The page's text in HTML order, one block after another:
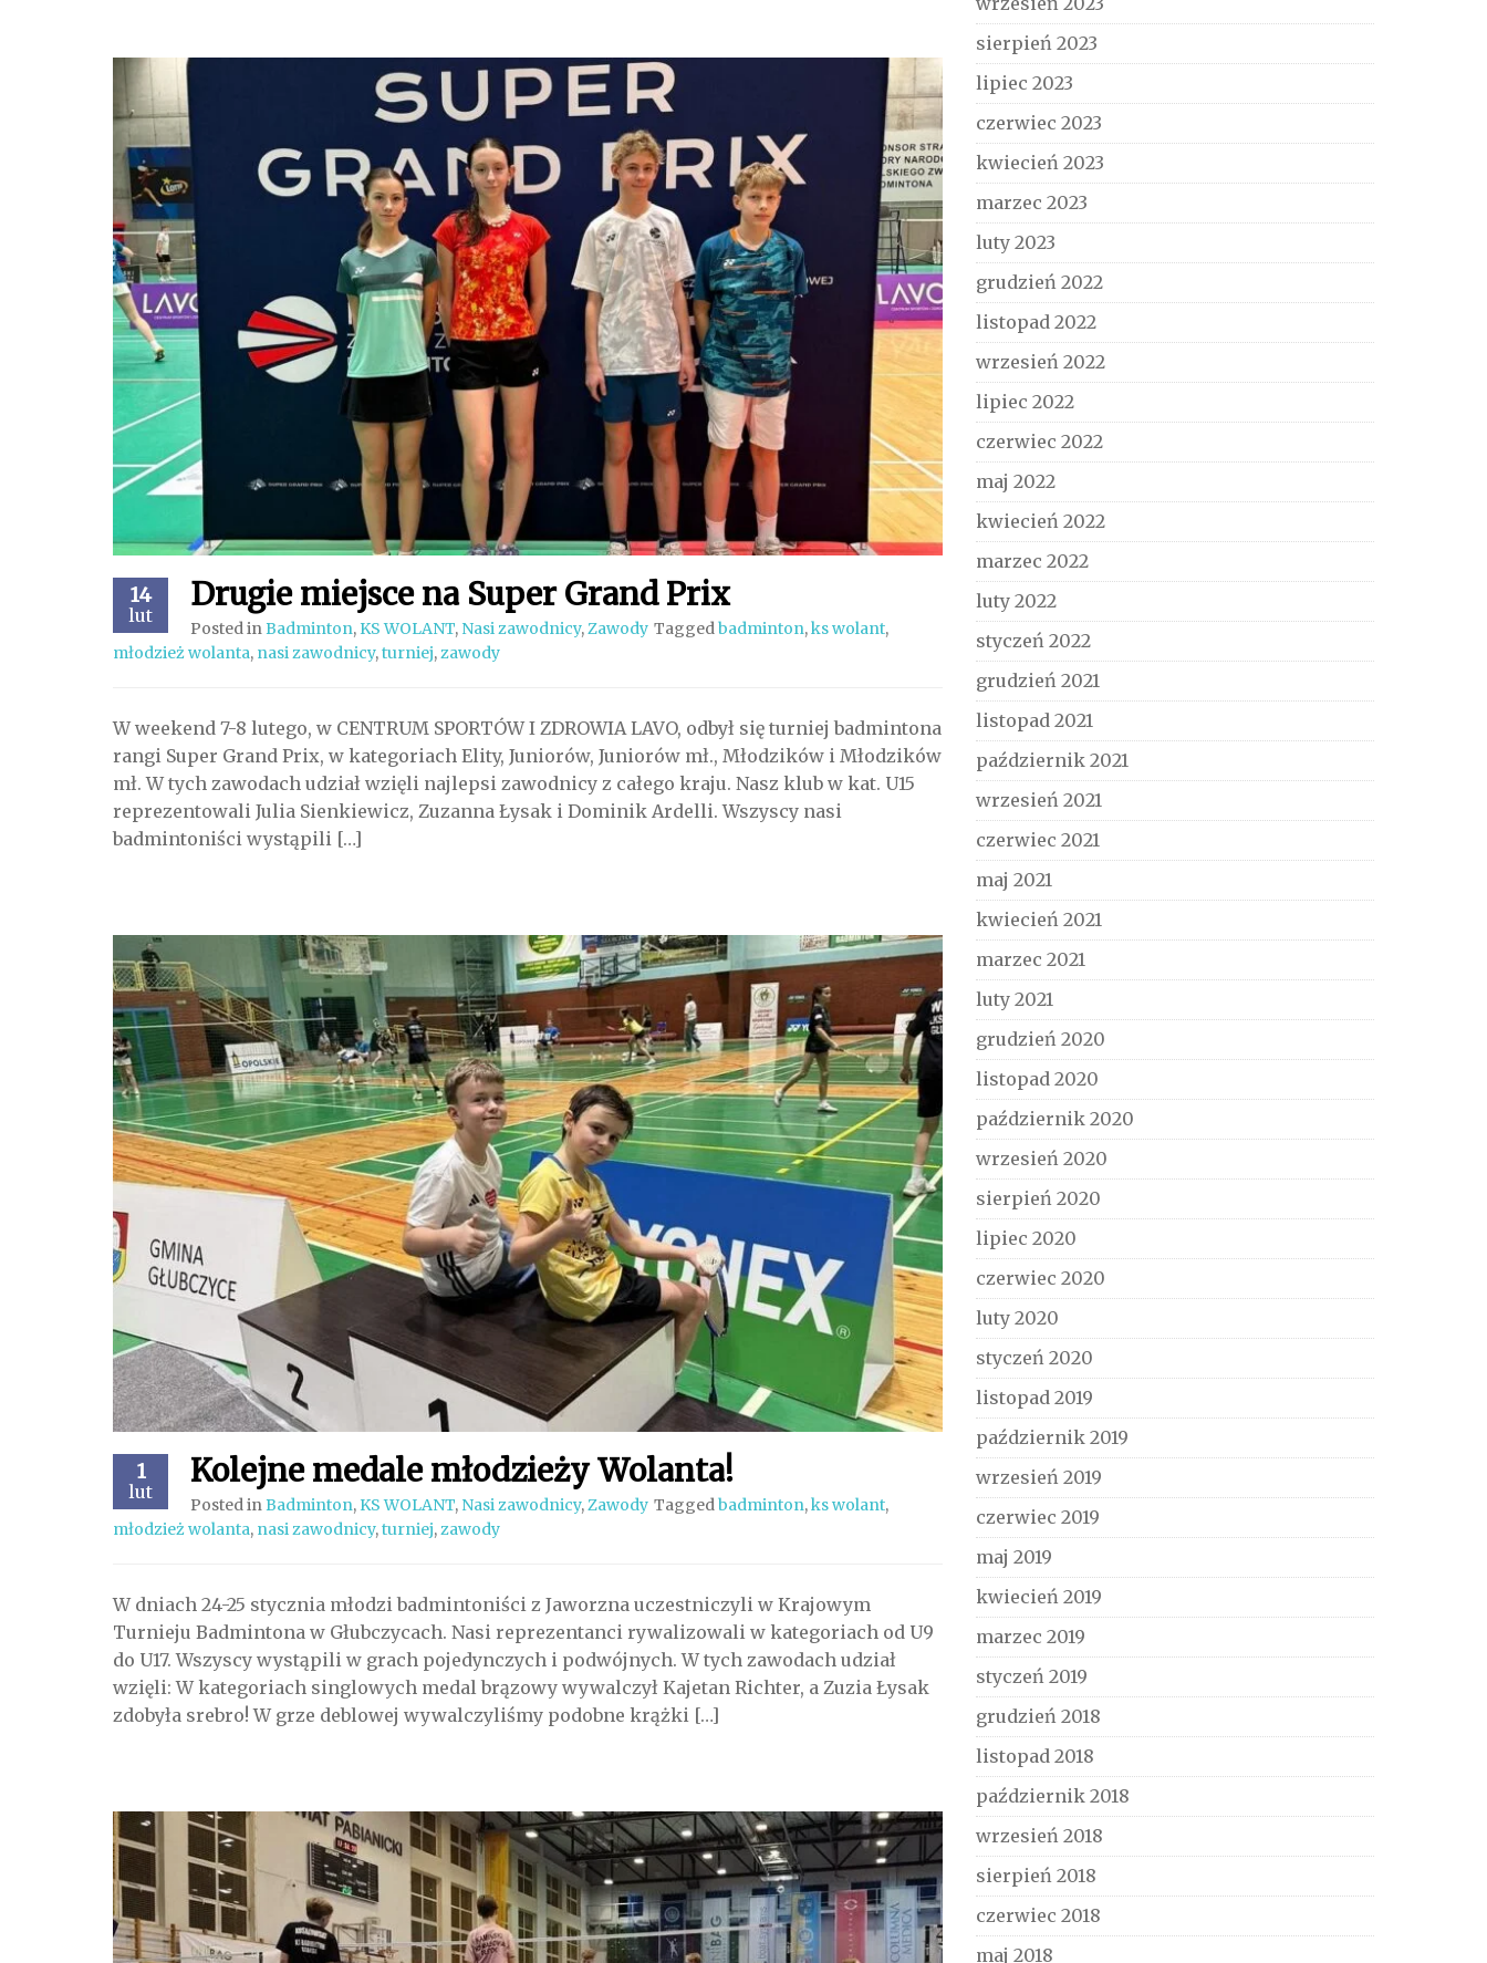
14
lut
Drugie miejsce na Super Grand Prix
Posted inBadminton, KS WOLANT, Nasi zawodnicy,Zawody Taggedbadminton,ks wolant,
młodzież wolanta, nasi zawodnicy,turniej,zawody
W weekend 7-8 lutego, w CENTRUM SPORTÓW I ZDROWIA LAVO, odbył się turniej badmintona
rangi Super Grand Prix, w kategoriach Elity, Juniorów, Juniorów mł., Młodzików i Młodzików
mł. W tych zawodach udział wzięli najlepsi zawodnicy z całego kraju. Nasz klub w kat. U15
reprezentowali Julia Sienkiewicz, Zuzanna Łysak i Dominik Ardelli. Wszyscy nasi
badmintoniści wystąpili […]
1
lut
Kolejne medale młodzieży Wolanta!
Posted inBadminton, KS WOLANT, Nasi zawodnicy,Zawody Taggedbadminton,ks wolant,
młodzież wolanta, nasi zawodnicy,turniej,zawody
W dniach 24-25 stycznia młodzi badmintoniści z Jaworzna uczestniczyli w Krajowym
Turnieju Badmintona w Głubczycach. Nasi reprezentanci rywalizowali w kategoriach od U9
do U17. Wszyscy wystąpili w grach pojedynczych i podwójnych. W tych zawodach udział
wzięli: W kategoriach singlowych medal brązowy wywalczył Kajetan Richter, a Zuzia Łysak
zdobyła srebro! W grze deblowej wywalczyliśmy podobne krążki […]
sierpień 2023
lipiec 2023
czerwiec 2023
kwiecień 2023
marzec 2023
luty 2023
grudzień 2022
listopad 2022
wrzesień 2022
lipiec 2022
czerwiec 2022
maj 2022
kwiecień 2022
marzec 2022
luty 2022
styczeń 2022
grudzień 2021
listopad 2021
październik 2021
wrzesień 2021
czerwiec 2021
maj 2021
kwiecień 2021
marzec 2021
luty 2021
grudzień 2020
listopad 2020
październik 2020
wrzesień 2020
sierpień 2020
lipiec 2020
czerwiec 2020
luty 2020
styczeń 2020
listopad 2019
październik 2019
wrzesień 2019
czerwiec 2019
maj 2019
kwiecień 2019
marzec 2019
styczeń 2019
grudzień 2018
listopad 2018
październik 2018
wrzesień 2018
sierpień 2018
czerwiec 2018
maj 2018